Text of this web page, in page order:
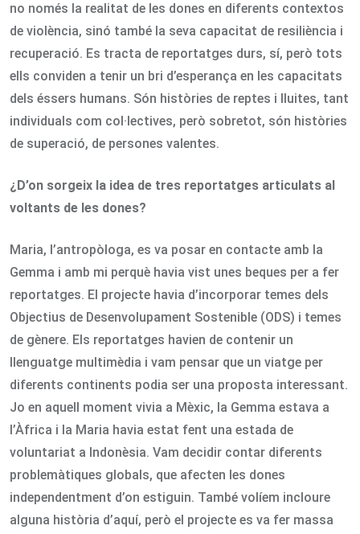
no només la realitat de les dones en diferents contextos
de violència, sinó també la seva capacitat de resiliència i
recuperació. Es tracta de reportatges durs, sí, però tots
ells conviden a tenir un bri d’esperança en les capacitats
dels éssers humans. Són històries de reptes i lluites, tant
individuals com col·lectives, però sobretot, són històries
de superació, de persones valentes.
¿D’on sorgeix la idea de tres reportatges articulats al
voltants de les dones?
Maria, l’antropòloga, es va posar en contacte amb la
Gemma i amb mi perquè havia vist unes beques per a fer
reportatges. El projecte havia d’incorporar temes dels
Objectius de Desenvolupament Sostenible (ODS) i temes
de gènere. Els reportatges havien de contenir un
llenguatge multimèdia i vam pensar que un viatge per
diferents continents podia ser una proposta interessant.
Jo en aquell moment vivia a Mèxic, la Gemma estava a
l’Àfrica i la Maria havia estat fent una estada de
voluntariat a Indonèsia. Vam decidir contar diferents
problemàtiques globals, que afecten les dones
independentment d’on estiguin. També volíem incloure
alguna història d’aquí, però el projecte es va fer massa